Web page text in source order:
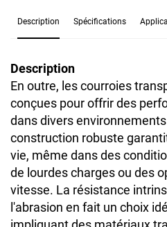
Description Spécifications
Description
En outre, les courroies
conçues pour offrir des
dans divers
construction robuste
vie, même dans des
de lourdes charges ou des
vitesse. La résistance
l'abrasion en fait un choix